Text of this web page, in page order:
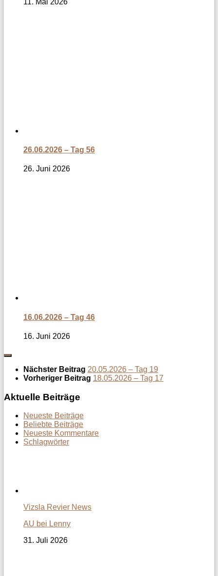
26.06.2026 – Tag 56
26. Juni 2026
16.06.2026 – Tag 46
16. Juni 2026
Nächster Beitrag 20.05.2026 – Tag 19
Vorheriger Beitrag 18.05.2026 – Tag 17
Aktuelle Beiträge
Neueste Beiträge
Beliebte Beiträge
Neueste Kommentare
Schlagwörter
Vizsla Revier News
AU bei Lenny
31. Juli 2026